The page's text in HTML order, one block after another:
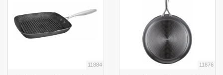
11884 11876